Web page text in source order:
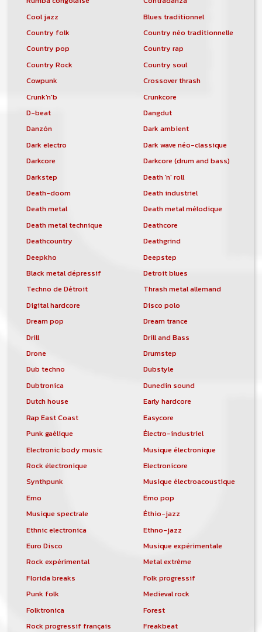
Cool jazz
Blues traditionnel
Country folk
Country néo traditionnelle
Country pop
Country rap
Country Rock
Country soul
Cowpunk
Crossover thrash
Crunk'n'b
Crunkcore
D-beat
Dangdut
Danzón
Dark ambient
Dark electro
Dark wave néo-classique
Darkcore
Darkcore (drum and bass)
Darkstep
Death 'n' roll
Death-doom
Death industriel
Death metal
Death metal mélodique
Death metal technique
Deathcore
Deathcountry
Deathgrind
Deepkho
Deepstep
Black metal dépressif
Detroit blues
Techno de Détroit
Thrash metal allemand
Digital hardcore
Disco polo
Dream pop
Dream trance
Drill
Drill and Bass
Drone
Drumstep
Dub techno
Dubstyle
Dubtronica
Dunedin sound
Dutch house
Early hardcore
Rap East Coast
Easycore
Punk gaélique
Électro-industriel
Electronic body music
Musique électronique
Rock électronique
Electronicore
Synthpunk
Musique électroacoustique
Emo
Emo pop
Musique spectrale
Éthio-jazz
Ethnic electronica
Ethno-jazz
Euro Disco
Musique expérimentale
Rock expérimental
Metal extrême
Florida breaks
Folk progressif
Punk folk
Medieval rock
Folktronica
Forest
Rock progressif français
Freakbeat